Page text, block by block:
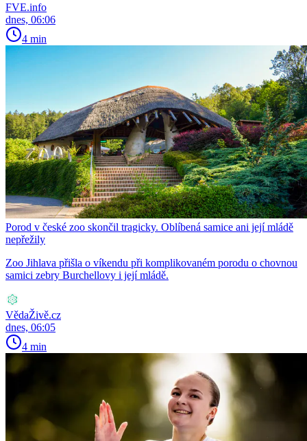
FVE.info
dnes, 06:06
4 min
Porod v české zoo skončil tragicky. Oblíbená samice ani její mládě
nepřežily
Zoo Jihlava přišla o víkendu při komplikovaném porodu o chovnou
samici zebry Burchellovy i její mládě.
VědaŽivě.cz
dnes, 06:05
4 min